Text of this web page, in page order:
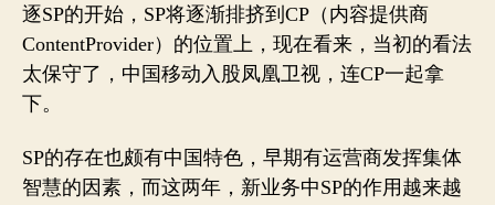
逐SP的开始，SP将逐渐排挤到CP（内容提供商
ContentProvider）的位置上，现在看来，当初的看法
太保守了，中国移动入股凤凰卫视，连CP一起拿
下。
SP的存在也颇有中国特色，早期有运营商发挥集体
智慧的因素，而这两年，新业务中SP的作用越来越